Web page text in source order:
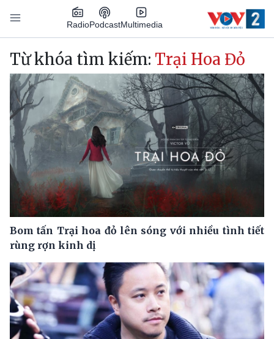
Nhảy đến nội dung
RadioPodcastMultimedia
Main navigation
Từ khóa tìm kiếm: Trại Hoa Đỏ
Bom tấn Trại hoa đỏ lên sóng với nhiều tình tiết
rùng rợn kinh dị